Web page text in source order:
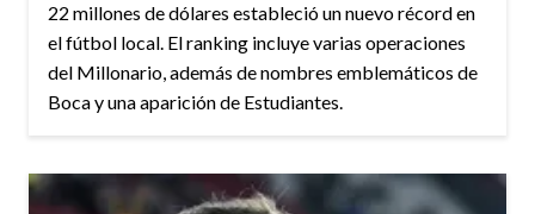
22 millones de dólares estableció un nuevo récord en
el fútbol local. El ranking incluye varias operaciones
del Millonario, además de nombres emblemáticos de
Boca y una aparición de Estudiantes.